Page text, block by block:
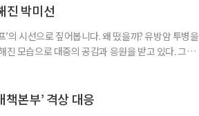
활동이 쉽지 않은 사람을 위한 제도다. 개인별 취
진 박미선
의 시선으로 짚어봅니다. 왜 떴을까? 유방암 투병을
모습으로 대중의 공감과 응원을 받고 있다. 그러
말솜씨와 공감 능력으로
본부’ 격상 대응